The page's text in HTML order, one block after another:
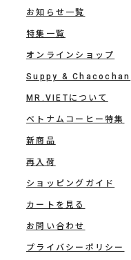
お知らせ一覧
特集一覧
オンラインショップ
Suppy & Chacochan
MR.VIETについて
ベトナムコーヒー特集
新商品
再入荷
ショッピングガイド
カートを見る
お問い合わせ
プライバシーポリシー